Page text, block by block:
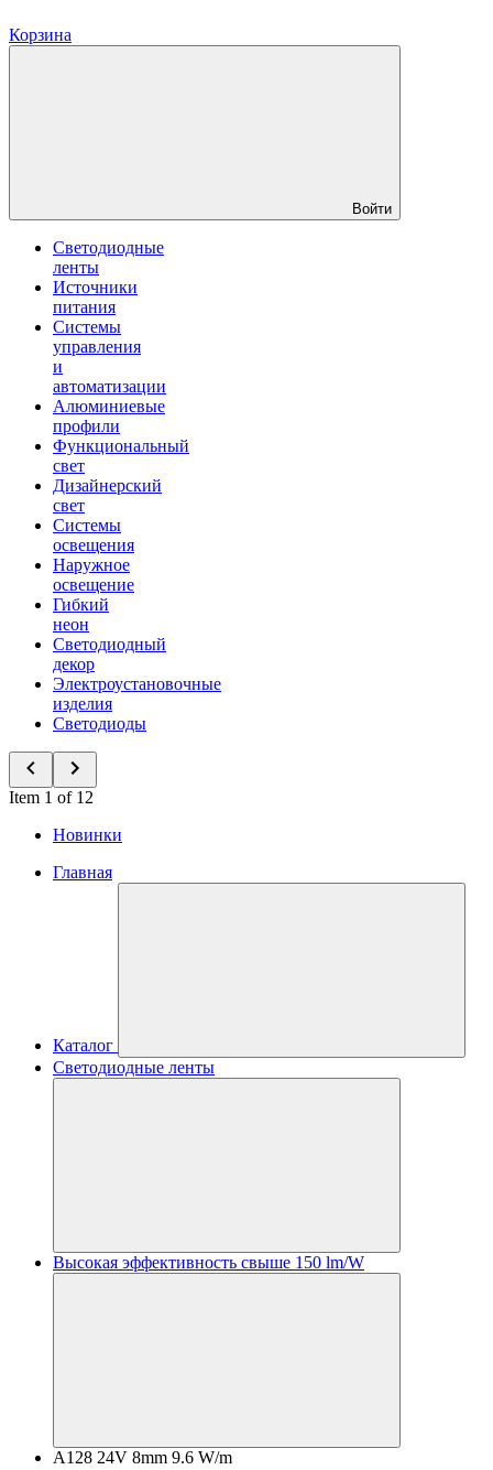
Корзина
Войти
Светодиодные
ленты
Источники
питания
Системы
управления
и
автоматизации
Алюминиевые
профили
Функциональный
свет
Дизайнерский
свет
Системы
освещения
Наружное
освещение
Гибкий
неон
Светодиодный
декор
Электроустановочные
изделия
Светодиоды
Item 1 of 12
Новинки
Главная
Каталог
Светодиодные ленты
Высокая эффективность свыше 150 lm/W
A128 24V 8mm 9.6 W/m